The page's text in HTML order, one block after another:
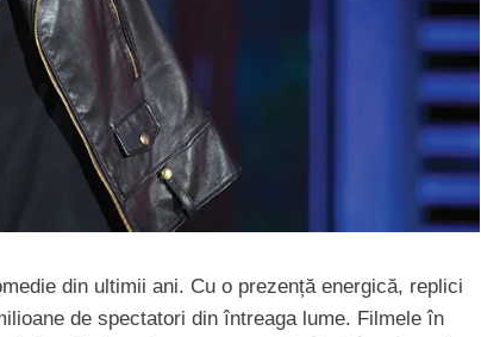
din ultimii ani. Cu o prezență energică, replici
de spectatori din întreaga lume. Filmele în